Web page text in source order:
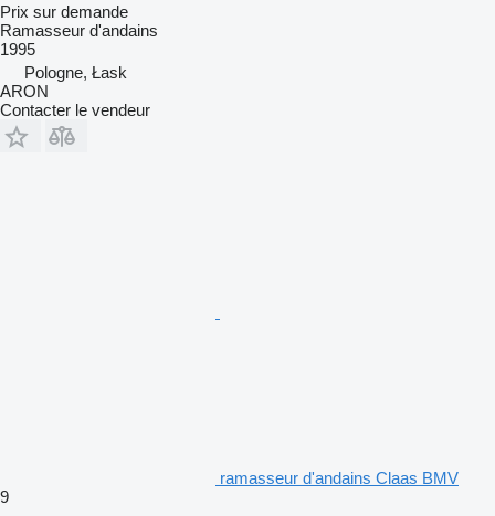
Prix sur demande
Ramasseur d'andains
1995
Pologne, Łask
ARON
Contacter le vendeur
ramasseur d'andains Claas BMV
9